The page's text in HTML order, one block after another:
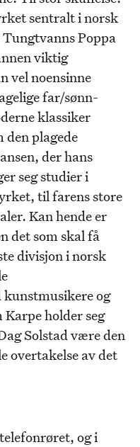
sentralt i norsk
Poppa
viktig
vel noensinne
far/sønn-
klassiker
den plagede
der hans
seg studier i
til farens store
Kan hende er
det som skal få
divisjon i norsk
kunstmusikere og
holder seg
Solstad være den
overtakelse av det
og i